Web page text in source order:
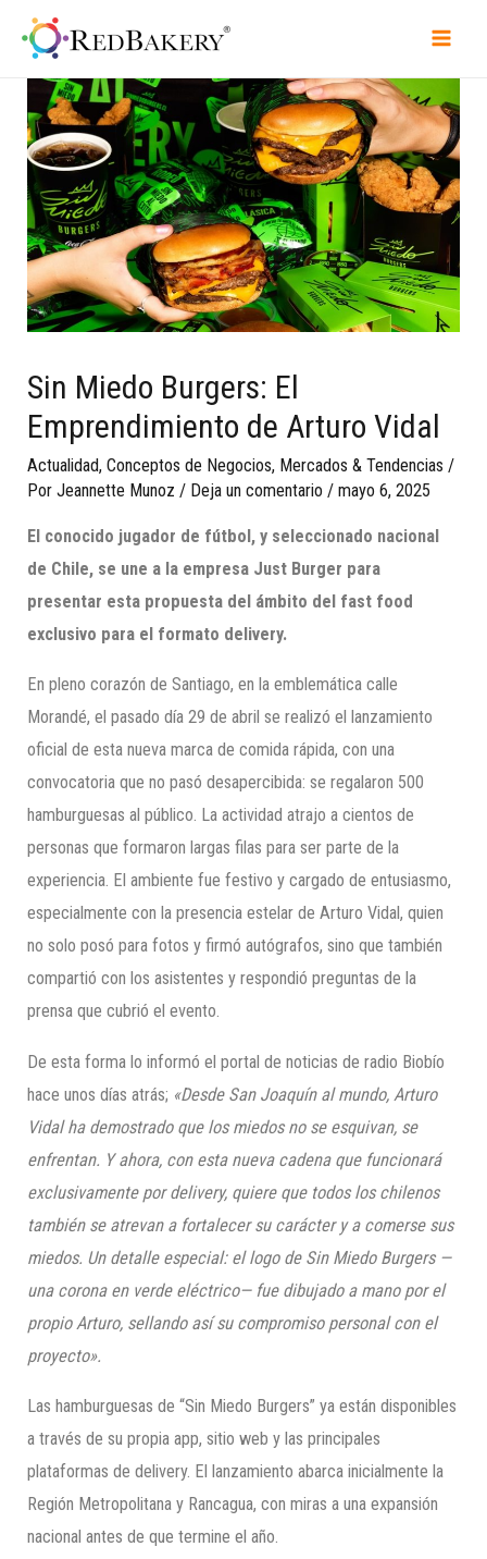
Sin Miedo Burgers: El
Emprendimiento de Arturo Vidal
Actualidad,Conceptos de Negocios, Mercados & Tendencias /
PorJeannette Munoz / Deja un comentario /mayo 6, 2025
El conocido jugador de fútbol, y seleccionado nacional
de Chile, se une a la empresa Just Burger para
presentar esta propuesta del ámbito del fast food
exclusivo para el formato delivery.
En pleno corazón de Santiago, en la emblemática calle
Morandé, el pasado día 29 de abril se realizó el lanzamiento
oficial de esta nueva marca de comida rápida, con una
convocatoria que no pasó desapercibida: se regalaron 500
hamburguesas al público. La actividad atrajo a cientos de
personas que formaron largas filas para ser parte de la
experiencia. El ambiente fue festivo y cargado de entusiasmo,
especialmente con la presencia estelar de Arturo Vidal, quien
no solo posó para fotos y firmó autógrafos, sino que también
compartió con los asistentes y respondió preguntas de la
prensa que cubrió el evento.
De esta forma lo informó el portal de noticias de radio Biobío
hace unos días atrás; «Desde San Joaquín al mundo, Arturo
Vidal ha demostrado que los miedos no se esquivan, se
enfrentan. Y ahora, con esta nueva cadena que funcionará
exclusivamente por delivery, quiere que todos los chilenos
también se atrevan a fortalecer su carácter y a comerse sus
miedos. Un detalle especial: el logo de Sin Miedo Burgers —
una corona en verde eléctrico— fue dibujado a mano por el
propio Arturo, sellando así su compromiso personal con el
proyecto».
Las hamburguesas de “Sin Miedo Burgers” ya están disponibles
a través de su propia app, sitio web y las principales
plataformas de delivery. El lanzamiento abarca inicialmente la
Región Metropolitana y Rancagua, con miras a una expansión
nacional antes de que termine el año.